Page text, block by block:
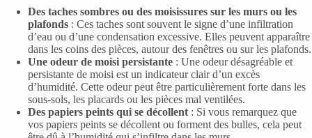
Des taches sombres ou des moisissures sur les murs ou les
plafonds : Ces taches sont souvent le signe d’une infiltration
d’eau ou d’une condensation excessive. Elles peuvent apparaître
dans les coins des pièces, autour des fenêtres ou sur les plafonds.
Une odeur de moisi persistante : Une odeur désagréable et
persistante de moisi est un indicateur clair d’un excès
d’humidité. Cette odeur peut être particulièrement forte dans les
sous-sols, les placards ou les pièces mal ventilées.
Des papiers peints qui se décollent : Si vous remarquez que
vos papiers peints se décollent ou forment des bulles, cela peut